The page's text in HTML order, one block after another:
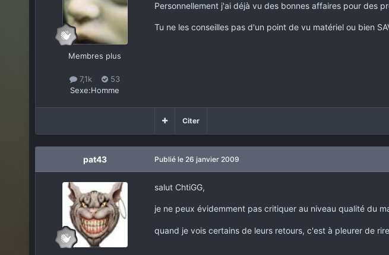
Membres plus
7,1k
53
Sexe:Homme
Personnellement j'ai déjà vu des bonnes affaires pour des
Tu ne les conseilles pas d'un point de vu matériel ou bien
Citer
pat43 Publié le 26 janvier 2009
salut ChtiGG,
je ne peux évidemment pas critiquer au niveau qualité du
quand je vois certains de leurs retours, c'est à pleurer de